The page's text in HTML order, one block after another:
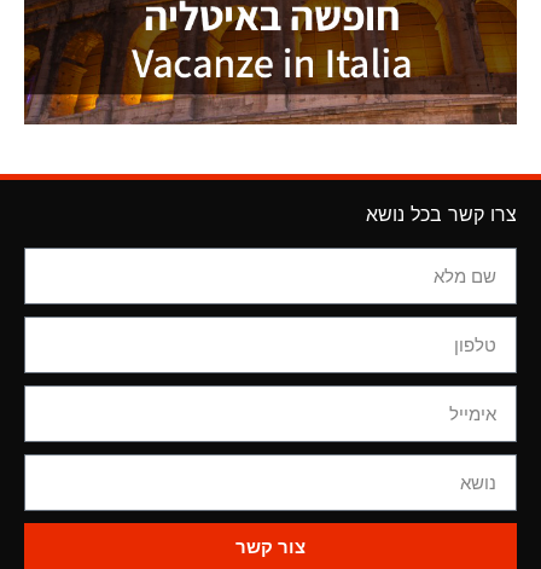
צרו קשר בכל נושא
צור קשר